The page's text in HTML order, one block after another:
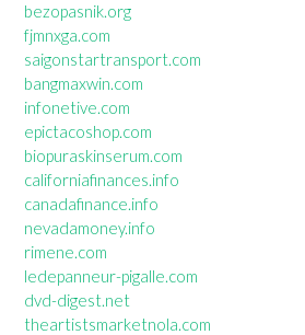
bezopasnik.org
fjmnxga.com
saigonstartransport.com
bangmaxwin.com
infonetive.com
epictacoshop.com
biopuraskinserum.com
californiafinances.info
canadafinance.info
nevadamoney.info
rimene.com
ledepanneur-pigalle.com
dvd-digest.net
theartistsmarketnola.com